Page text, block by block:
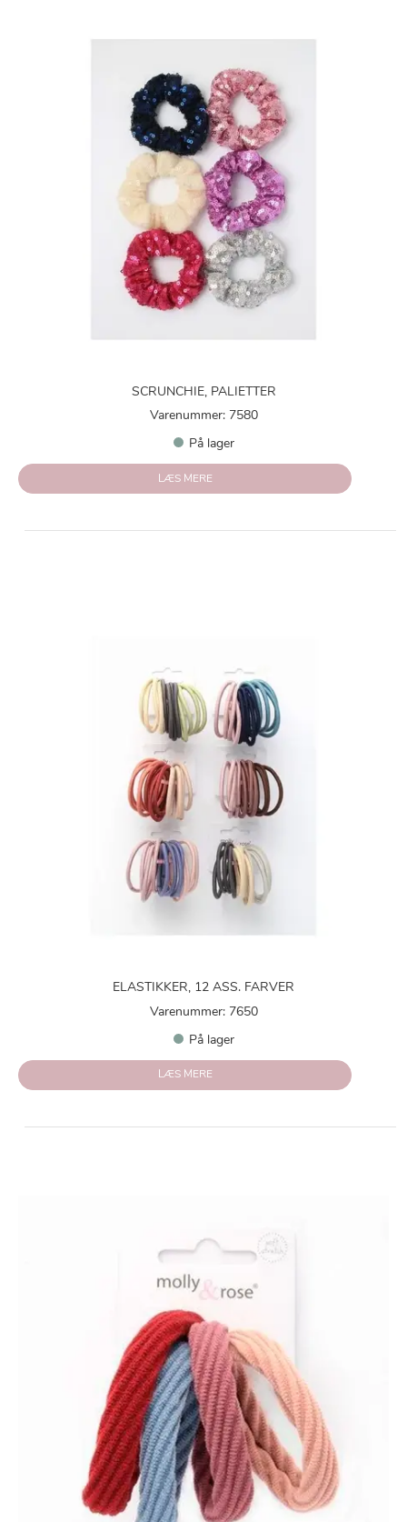
SCRUNCHIE, PALIETTER
Varenummer: 7580
På lager
LÆS MERE
ELASTIKKER, 12 ASS. FARVER
Varenummer: 7650
På lager
LÆS MERE